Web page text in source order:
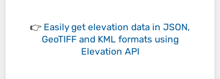
👉 Easily get elevation data in JSON,
GeoTIFF and KML formats using
Elevation API